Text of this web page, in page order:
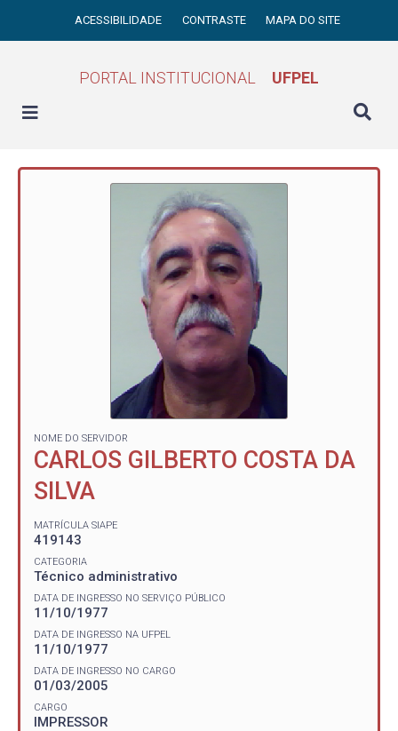
ACESSIBILIDADE CONTRASTE MAPA DO SITE
PORTAL INSTITUCIONAL UFPEL
NOME DO SERVIDOR
CARLOS GILBERTO COSTA DA
SILVA
MATRÍCULA SIAPE
419143
CATEGORIA
Técnico administrativo
DATA DE INGRESSO NO SERVIÇO PÚBLICO
11/10/1977
DATA DE INGRESSO NA UFPEL
11/10/1977
DATA DE INGRESSO NO CARGO
01/03/2005
CARGO
IMPRESSOR